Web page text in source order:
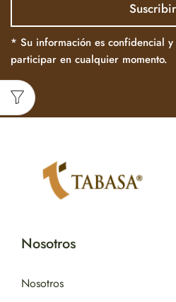
* Su información es confidencial
participar en cualquier momento.
Nosotros
Nosotros